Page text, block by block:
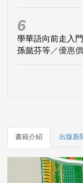
6
學華語向前走入
孫懿芬等／優惠
書籍介紹 出版新